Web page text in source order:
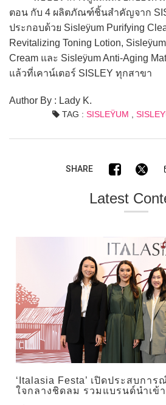
ตอน กับ 4 ผลิตภัณฑ์ชิ้นสำคัญจาก
ประกอบด้วย Sisleÿum Purifying
Revitalizing Toning Lotion,
Cream และ Sisleÿum Anti-Aging
แล้วที่เคาน์เตอร์ SISLEY ทุกสาขา
Author By : Lady K.
TAG : SISLEŸUM
SHARE
Latest
‘Italasia Festa’ เปิดประสบกา
ใจกลางชิดลม รวมแบรนด์นำเข้